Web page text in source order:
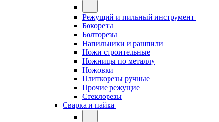
Режущий и пильный инструмент
Бокорезы
Болторезы
Напильники и рашпили
Ножи строительные
Ножницы по металлу
Ножовки
Плиткорезы ручные
Прочие режущие
Стеклорезы
Сварка и пайка